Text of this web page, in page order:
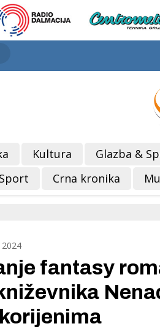
Kultura Glazba &
Sport Crna kronika
fantasy